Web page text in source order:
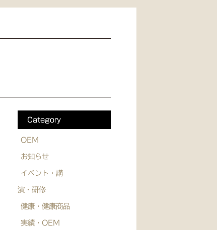
Category
OEM
お知らせ
イベント・講
演・研修
健康・健康商品
実績・OEM